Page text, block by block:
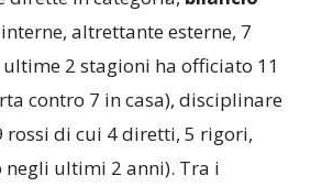
altrettante esterne, 7
2 stagioni ha officiato 11
contro 7 in casa), disciplinare
rossi di cui 4 diretti, 5 rigori,
negli ultimi 2 anni). Tra i